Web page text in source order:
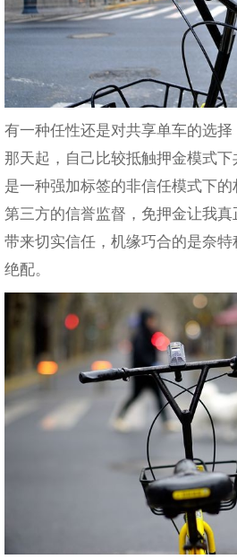
有一种任性还是对共享单车的选
那天起，自己比较抵触押金模式
是一种强加标签的非信任模式下
第三方的信誉监督，免押金让我
带来切实信任，机缘巧合的是奈
绝配。